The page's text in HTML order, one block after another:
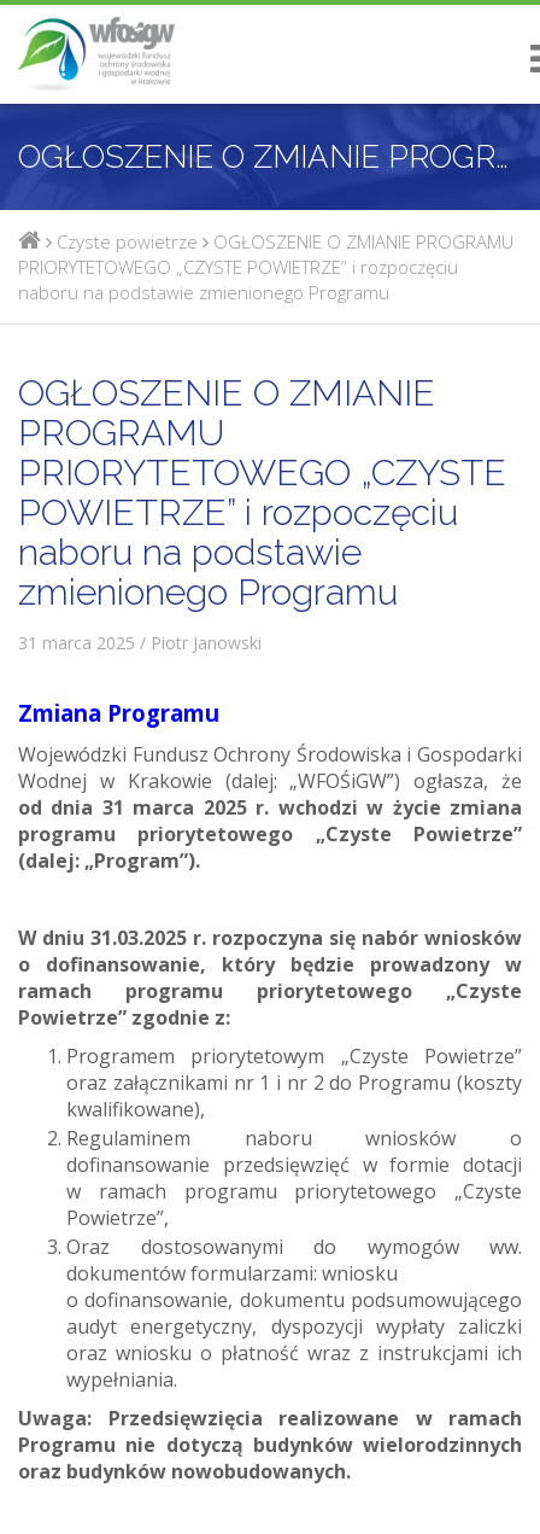
OGŁOSZENIE O ZMIANIE PROGRAMU PRIORYTETOWEGO „CZYSTE POWIETRZE” I ROZPOCZĘCIU NABORU NA PODSTAWIE ZMIENIONEGO PROGRAMU
Czyste powietrze
OGŁOSZENIE O ZMIANIE PROGRAMU
PRIORYTETOWEGO „CZYSTE POWIETRZE” i rozpoczęciu
naboru na podstawie zmienionego Programu
OGŁOSZENIE O ZMIANIE
PROGRAMU
PRIORYTETOWEGO „CZYSTE
POWIETRZE” i rozpoczęciu
naboru na podstawie
zmienionego Programu
31 marca 2025 / Piotr Janowski
Zmiana Programu
Wojewódzki Fundusz Ochrony Środowiska i Gospodarki
Wodnej w Krakowie (dalej: „WFOŚiGW”) ogłasza, że
od dnia 31 marca 2025 r. wchodzi w życie zmiana
programu priorytetowego „Czyste Powietrze”
(dalej: „Program”).
W dniu 31.03.2025 r. rozpoczyna się nabór wniosków
o dofinansowanie, który będzie prowadzony w
ramach programu priorytetowego „Czyste
Powietrze” zgodnie z:
Programem priorytetowym „Czyste Powietrze”
oraz załącznikami nr 1 i nr 2 do Programu (koszty
kwalifikowane),
Regulaminem naboru wniosków o
dofinansowanie przedsięwzięć w formie dotacji
w ramach programu priorytetowego „Czyste
Powietrze”,
Oraz dostosowanymi do wymogów ww.
dokumentów formularzami: wniosku
o dofinansowanie, dokumentu podsumowującego
audyt energetyczny, dyspozycji wypłaty zaliczki
oraz wniosku o płatność wraz z instrukcjami ich
wypełniania.
Uwaga: Przedsięwzięcia realizowane w ramach
Programu nie dotyczą budynków wielorodzinnych
oraz budynków nowobudowanych.